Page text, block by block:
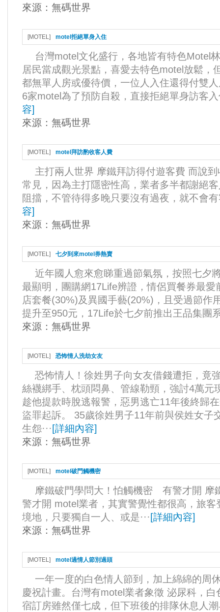
來源： 無碼世界
[MOTEL] motel拒絕單身入住
台灣motel文化盛行，各地皆有特色Motel
居民當成觀光景點，喜愛去特色motel放鬆，
都無單人房或優待價，一位人入住還得付雙
6家motel為了預防自殺，直接拒絕單身訪客入
容]
來源： 無碼世界
[MOTEL] motel拜訪酌收客人費
主打兩人世界 摩鐵拜訪得付遊客費 而說
常見，因為主打隱密性高，業者多半都謝絕
阻擋，不管待得多晚只要沒有過夜，就不會有
容]
來源： 無碼世界
[MOTEL] 七夕到來motel券熱賣
近年國人愈來愈睇重過節氣氛，按照七夕
最顯明，團購網17Life辨證，情侶買餐券最
店套餐(30%)及異國手藝(20%)，且受過節作
提升至950元，17Life於七夕前推出王品集團
來源： 無碼世界
[MOTEL] 恐怖情人洗劫女友
恐怖情人！徐姓男子向女友借錢遭拒，竟
絲襪綁手、枕頭悶鼻、管線勒頸，強討4萬元
趁他提款時脫逃報警，惡男逃亡11年後終歸
盜罪起訴。 35歲徐姓男子11年前與侯姓女子
生怨··· [詳細內容]
來源： 無碼世界
[MOTEL] motel破門觸機密
摩鐵破門學問大！怕觸機密 有警才開
警才開 motel業者，其實警覺性都很高，旅
境地，只要獨自一人、或是··· [詳細內容]
來源： 無碼世界
[MOTEL] motel過情人節別過頭
一年一度的白色情人節到，加上綿綿的周
慶祝計畫。台灣有motel業者象徵 泌尿科，
宿訂房雖然僅七成，但下班後的排隊休息人